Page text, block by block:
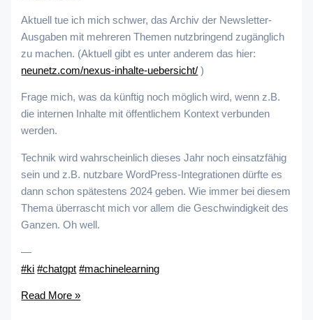
Aktuell tue ich mich schwer, das Archiv der Newsletter-
Ausgaben mit mehreren Themen nutzbringend zugänglich
zu machen. (Aktuell gibt es unter anderem das hier:
neunetz.com/nexus-inhalte-uebersicht/ )
Frage mich, was da künftig noch möglich wird, wenn z.B.
die internen Inhalte mit öffentlichem Kontext verbunden
werden.
Technik wird wahrscheinlich dieses Jahr noch einsatzfähig
sein und z.B. nutzbare WordPress-Integrationen dürfte es
dann schon spätestens 2024 geben. Wie immer bei diesem
Thema überrascht mich vor allem die Geschwindigkeit des
Ganzen. Oh well.
—
#ki #chatgpt #machinelearning
Read More »